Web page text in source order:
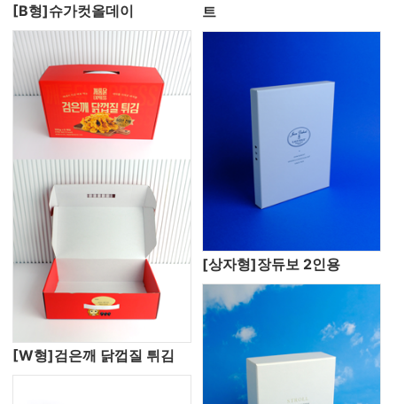
[B형]슈가컷올데이
트
[W형]검은깨 닭껍질 튀김
[상자형]장듀보 2인용